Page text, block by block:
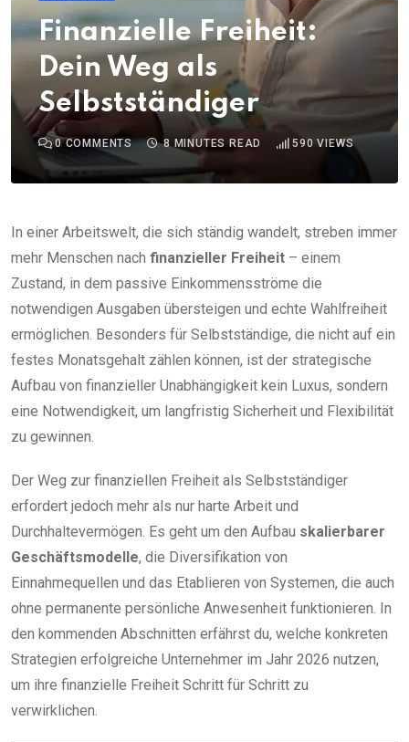
Finanzielle Freiheit:
Dein Weg als
Selbstständiger
0COMMENTS 8 MINUTES READ 590VIEWS
In einer Arbeitswelt, die sich ständig wandelt, streben immer
mehr Menschen nach finanzieller Freiheit – einem
Zustand, in dem passive Einkommensströme die
notwendigen Ausgaben übersteigen und echte Wahlfreiheit
ermöglichen. Besonders für Selbstständige, die nicht auf ein
festes Monatsgehalt zählen können, ist der strategische
Aufbau von finanzieller Unabhängigkeit kein Luxus, sondern
eine Notwendigkeit, um langfristig Sicherheit und Flexibilität
zu gewinnen.
Der Weg zur finanziellen Freiheit als Selbstständiger
erfordert jedoch mehr als nur harte Arbeit und
Durchhaltevermögen. Es geht um den Aufbau skalierbarer
Geschäftsmodelle, die Diversifikation von
Einnahmequellen und das Etablieren von Systemen, die auch
ohne permanente persönliche Anwesenheit funktionieren. In
den kommenden Abschnitten erfährst du, welche konkreten
Strategien erfolgreiche Unternehmer im Jahr 2026 nutzen,
um ihre finanzielle Freiheit Schritt für Schritt zu
verwirklichen.